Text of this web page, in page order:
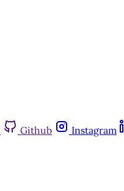
Github Instagram